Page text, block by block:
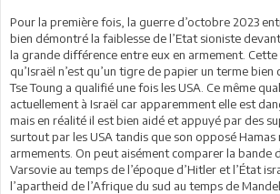
Pour la première fois, la guerre d’octobre 2023
bien démontré la faiblesse de l’Etat sioniste
la grande différence entre eux en armement.
qu’Israël n’est qu’un tigre de papier un terme
Tse Toung a qualifié une fois les USA. Ce même
actuellement à Israël car apparemment elle est
mais en réalité il est bien aidé et appuyé par des
surtout par les USA tandis que son opposé Hamas
armements. On peut aisément comparer la bande
Varsovie au temps de l’époque d’Hitler et l’État
l’apartheid de l’Afrique du sud au temps de